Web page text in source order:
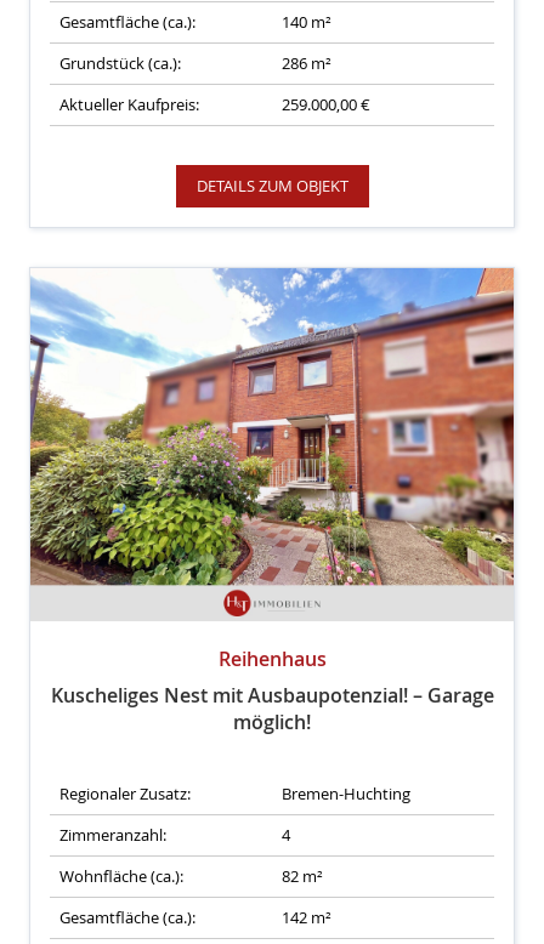
Gesamtfläche (ca.):
140 m²
Grundstück (ca.):
286 m²
Aktueller Kaufpreis:
259.000,00 €
DETAILS ZUM OBJEKT
Reihenhaus
Kuscheliges Nest mit Ausbaupotenzial! – Garage
möglich!
Regionaler Zusatz:
Bremen-Huchting
Zimmeranzahl:
4
Wohnfläche (ca.):
82 m²
Gesamtfläche (ca.):
142 m²